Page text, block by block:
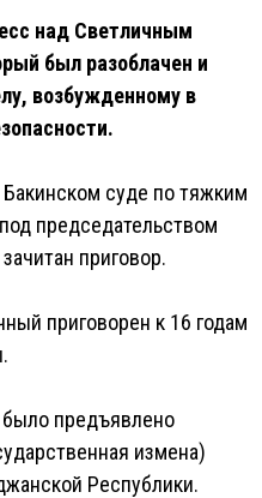
над Светличным
был разоблачен и
возбужденному в
суде по тяжким
председательством
приговор.
приговорен к 16 годам
предъявлено
измена)
Республики.